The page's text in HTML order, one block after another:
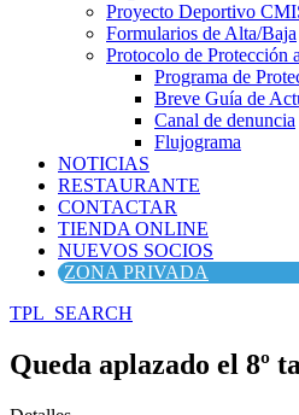
Proyecto Deportivo
Formularios de Alta/Baja
Protocolo de Protección
Programa de
Breve Guía de
Canal de denuncia
Flujograma
NOTICIAS
RESTAURANTE
CONTACTAR
TIENDA ONLINE
NUEVOS SOCIOS
ZONA PRIVADA
TPL_SEARCH
Queda aplazado el 8º